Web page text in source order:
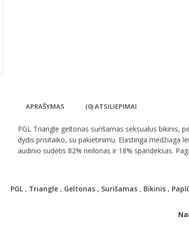
APRAŠYMAS (0) ATSILIEPIMAI
PGL Triangle geltonas surišamas seksualus bikinis,
dydis prisitaiko, su pakietinimu. Elastinga medžiaga
audinio sudėtis 82% neilonas ir 18% spandeksas.
PGL, Triangle, Geltonas, Surišamas, Bikinis,